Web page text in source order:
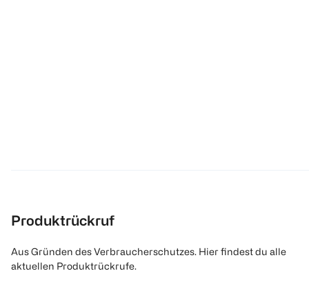
Produktrückruf
Aus Gründen des Verbraucherschutzes. Hier findest du alle
aktuellen Produktrückrufe.